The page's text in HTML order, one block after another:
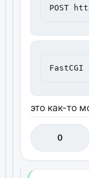
POST
это как-то
0